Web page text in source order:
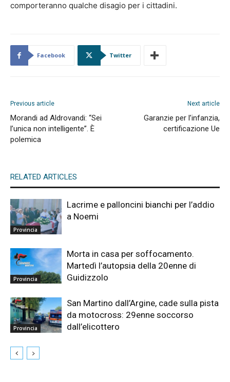
comporteranno qualche disagio per i cittadini.
Facebook Twitter
Previous article
Morandi ad Aldrovandi: “Sei
l’unica non intelligente”. È
polemica
Next article
Garanzie per l’infanzia,
certificazione Ue
RELATED ARTICLES
Provincia
Lacrime e palloncini bianchi per l’addio
a Noemi
Provincia
Morta in casa per soffocamento.
Martedì l’autopsia della 20enne di
Guidizzolo
Provincia
San Martino dall’Argine, cade sulla pista
da motocross: 29enne soccorso
dall’elicottero